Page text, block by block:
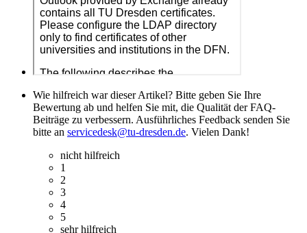
Wie hilfreich war dieser Artikel? Bitte geben Sie Ihre
Bewertung ab und helfen Sie mit, die Qualität der FAQ-
Beiträge zu verbessern. Ausführliches Feedback senden Sie
bitte an servicedesk@tu-dresden.de. Vielen Dank!
nicht hilfreich
1
2
3
4
5
sehr hilfreich